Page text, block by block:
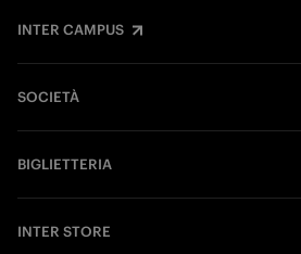
INTER CAMPUS
SOCIETÀ
BIGLIETTERIA
INTER STORE